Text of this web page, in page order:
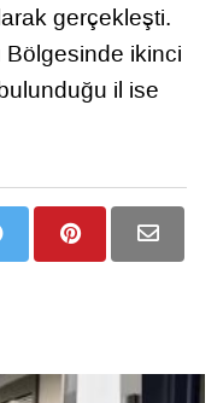
gerçekleşti.
Bölgesinde ikinci
il ise